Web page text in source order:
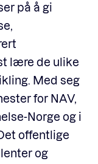
på å gi
lære de ulike
Med seg
for NAV,
Norge og i
offentlige
og